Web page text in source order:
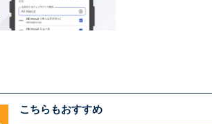
こちらもおすすめ